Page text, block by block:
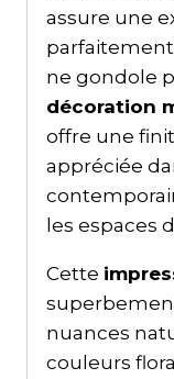
assure une
ne gondole
décoration
offre une
appréciée
les espaces
Cette
nuances
couleurs